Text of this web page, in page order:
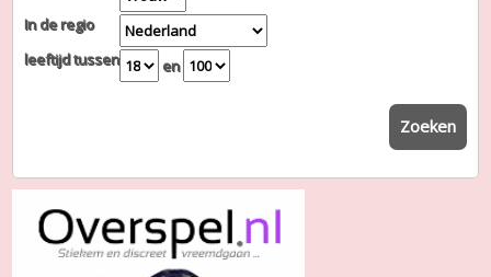
In de regio
leeftijd tussen
en
Zoeken